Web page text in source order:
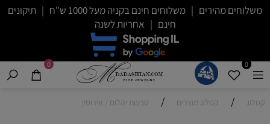
משלוחים מהירים | משלוחים חינם בקניה מעל 1000 ש"ח | תיקונים
חינם | אחריות לשנה
0
0
קטלוג / קטלוג מוצרים / טבעות יהלום / אירוסין